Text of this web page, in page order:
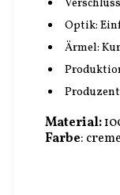
Optik:
Ärmel:
Material:
Farbe: creme